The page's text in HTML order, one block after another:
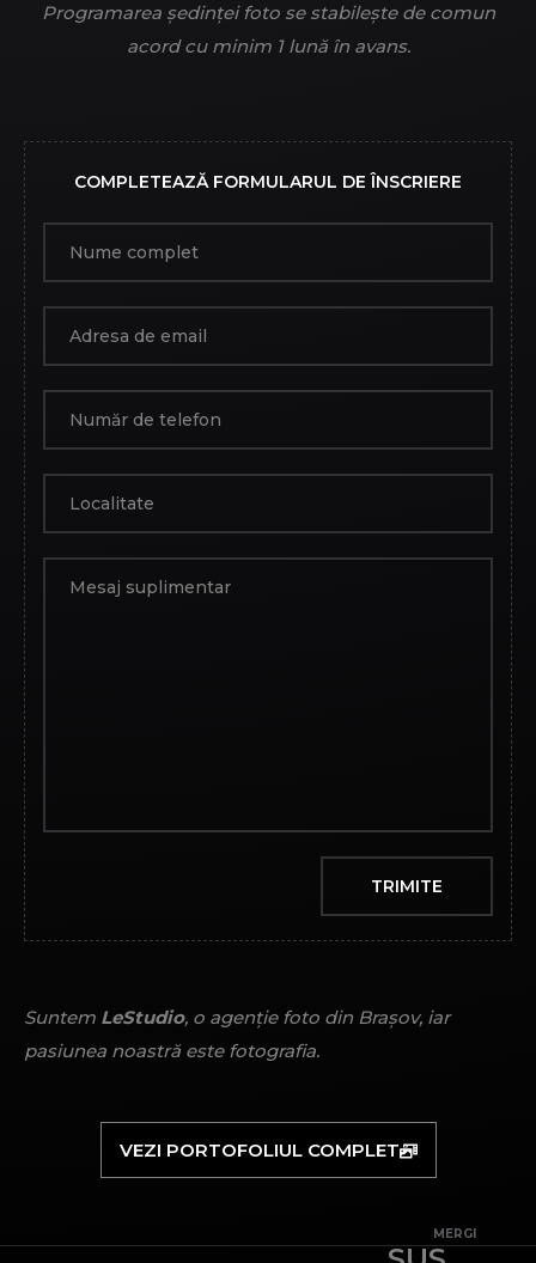
Programarea ședinței foto se stabilește de comun
acord cu minim 1 lună în avans.
COMPLETEAZĂ FORMULARUL DE ÎNSCRIERE
Suntem LeStudio, o agenție foto din Brașov, iar
pasiunea noastră este fotografia.
VEZI PORTOFOLIUL COMPLET
MERGI